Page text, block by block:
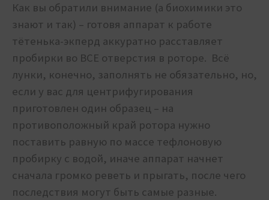
Как вы обратили внимание (а биохимики это
знают и так) – готовя аппарат к работе
тётенька-экперд аккуратно расставляет
пробирки во ВСЕ отверстия в роторе. Всё
лунки, конечно, заполнять не обязательно, но,
если у вас для центрифугирования
приготовлен один образец – на
противоположный край ротора нужно
поставить равную по массе тефлоновую
пробирку с водой, иначе аппарат начнет
сначала громко реветь и прыгать, после чего
последствия могут быть самые разные.